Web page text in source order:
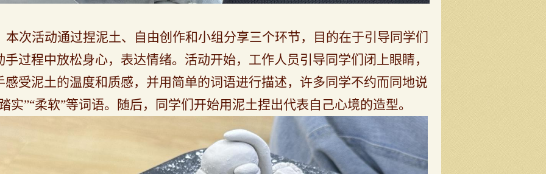
本次活动通过捏泥土、自由创作和小组分享三个环节，
目的在于引导同学们
手过程中放松身心，表达情绪。活动开始，工作人员引导同学们闭上眼睛，
感受泥土的温度和质感，并用简单的词语进行描述， 许多同学不约而同地说
实”“柔软”等词语。
随后， 同学们开始用泥土捏出代表自己心境的造型。